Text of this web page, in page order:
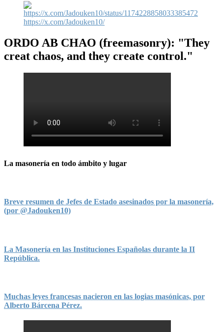
https://x.com/Jadouken10/
ORDO AB CHAO (freemasonry): "They
creat chaos, and they create control."
La masonería en todo ámbito y lugar
Breve resumen de Jefes de Estado asesinados por la masonería,
(por @Jadouken10)
La Masonería en las Instituciones Españolas durante la II
República.
Muchas leyes francesas nacieron en las logias masónicas, por
Alberto Bárcena Pérez.